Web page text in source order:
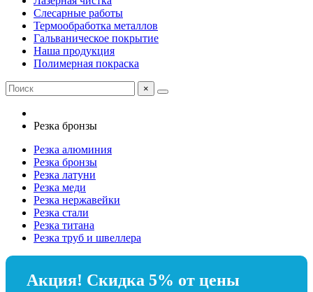
Слесарные работы
Термообработка металлов
Гальваническое покрытие
Наша продукция
Полимерная покраска
×
Резка бронзы
Резка алюминия
Резка бронзы
Резка латуни
Резка меди
Резка нержавейки
Резка стали
Резка титана
Резка труб и швеллера
Акция! Скидка 5% от цены